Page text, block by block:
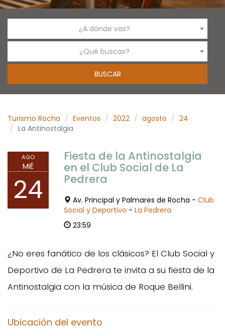
¿A dónde vas?
¿Qué buscas?
Turismo Rocha Eventos 2022 agosto
24
La Antinostalgia
AGO
MIÉ
24
Fiesta de la Antinostalgia
en el Club Social de La
Pedrera
Av. Principal y Palmares de Rocha - Club
Social y Deportivo - La Pedrera
23:59
¿No eres fanático de los clásicos? El Club Social y
Deportivo de La Pedrera te invita a su fiesta de la
Antinostalgia con la música de Roque Bellini.
Ubicación del evento